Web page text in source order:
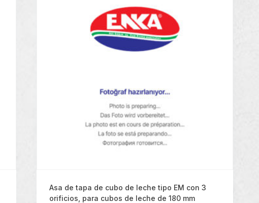
Asa de tapa de cubo de leche tipo EM con 3
orificios, para cubos de leche de 180 mm